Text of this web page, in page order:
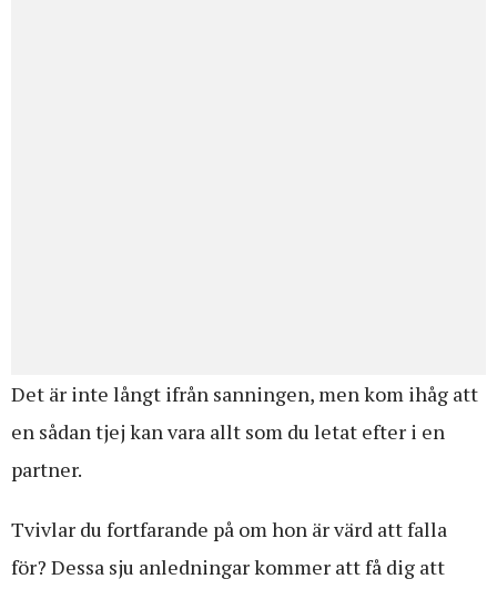
Det är inte långt ifrån sanningen, men kom ihåg att
en sådan tjej kan vara allt som du letat efter i en
partner.
Tvivlar du fortfarande på om hon är värd att falla
för? Dessa sju anledningar kommer att få dig att